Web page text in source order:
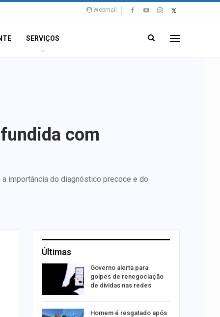
Webmail
SERVIÇOS
com
importância do diagnóstico precoce e do
Últimas
Governo alerta para
golpes de renegociação
de dívidas nas redes
Homem é resgatado após